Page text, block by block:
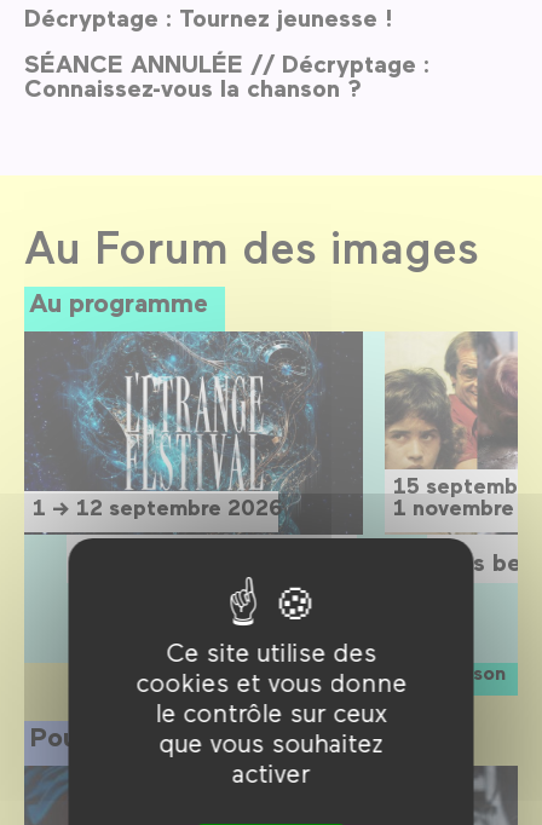
Ce site utilise des
cookies et vous donne
le contrôle sur ceux
que vous souhaitez
activer
Décryptage : Tournez jeunesse !
SÉANCE ANNULÉE // Décryptage :
Connaissez-vous la chanson ?
Au Forum des images
Au programme
La saison
1 → 12 septembre 2026
15
1 novembre
Sois
Pour les professionnels